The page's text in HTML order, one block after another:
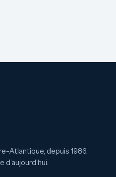
Atlantique, depuis 1986.